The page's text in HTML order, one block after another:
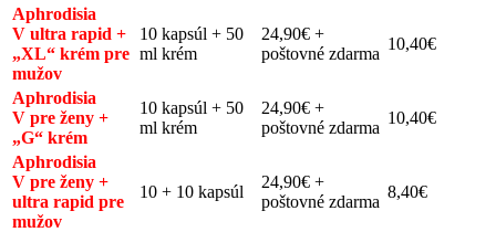
Aphrodisia
V ultra rapid +
„XL“ krém pre
mužov
10 kapsúl + 50
ml krém
24,90€ +
poštovné zdarma
10,40€
Aphrodisia
V pre ženy +
„G“ krém
10 kapsúl + 50
ml krém
24,90€ +
poštovné zdarma
10,40€
Aphrodisia
V pre ženy +
ultra rapid pre
mužov
10 + 10 kapsúl
24,90€ +
poštovné zdarma
8,40€